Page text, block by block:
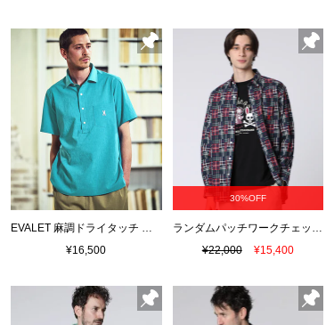
¥16,500
30%OFF
¥22,000
¥15,400